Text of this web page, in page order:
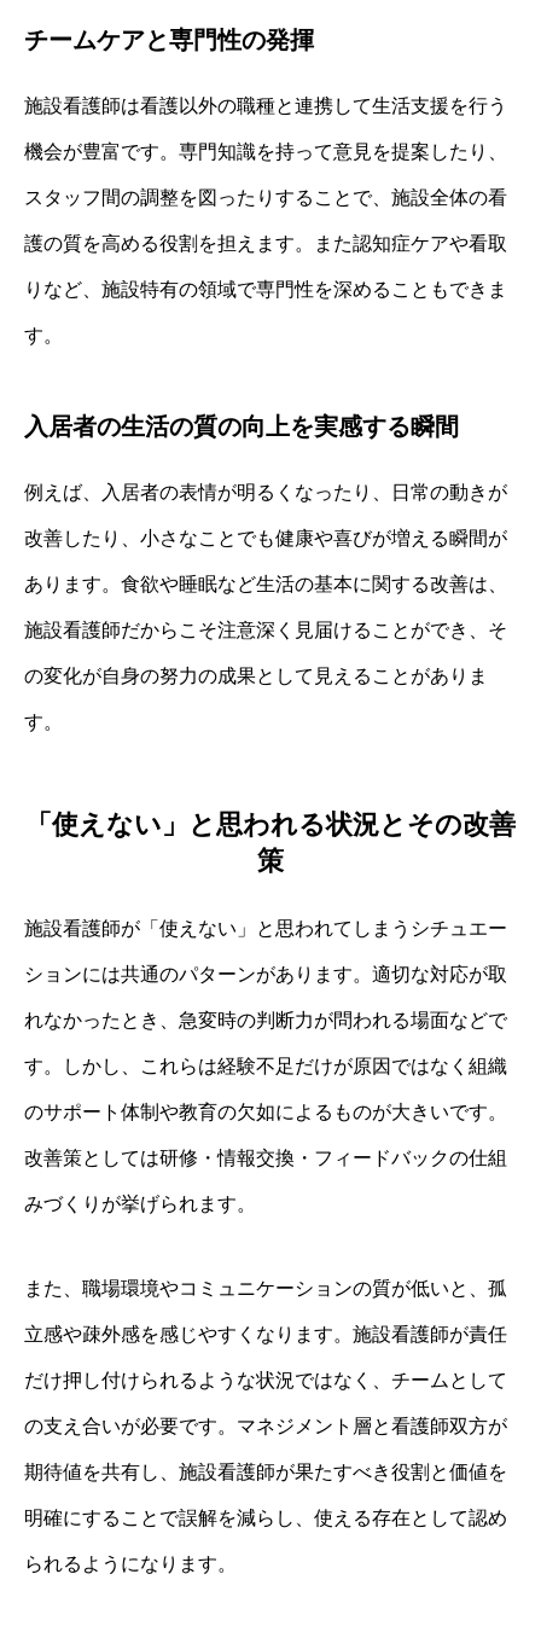
チームケアと専門性の発揮
施設看護師は看護以外の職種と連携して生活支援を行う
機会が豊富です。専門知識を持って意見を提案したり、
スタッフ間の調整を図ったりすることで、施設全体の看
護の質を高める役割を担えます。また認知症ケアや看取
りなど、施設特有の領域で専門性を深めることもできま
す。
入居者の生活の質の向上を実感する瞬間
例えば、入居者の表情が明るくなったり、日常の動きが
改善したり、小さなことでも健康や喜びが増える瞬間が
あります。食欲や睡眠など生活の基本に関する改善は、
施設看護師だからこそ注意深く見届けることができ、そ
の変化が自身の努力の成果として見えることがありま
す。
「使えない」と思われる状況とその改善
策
施設看護師が「使えない」と思われてしまうシチュエー
ションには共通のパターンがあります。適切な対応が取
れなかったとき、急変時の判断力が問われる場面などで
す。しかし、これらは経験不足だけが原因ではなく組織
のサポート体制や教育の欠如によるものが大きいです。
改善策としては研修・情報交換・フィードバックの仕組
みづくりが挙げられます。
また、職場環境やコミュニケーションの質が低いと、孤
立感や疎外感を感じやすくなります。施設看護師が責任
だけ押し付けられるような状況ではなく、チームとして
の支え合いが必要です。マネジメント層と看護師双方が
期待値を共有し、施設看護師が果たすべき役割と価値を
明確にすることで誤解を減らし、使える存在として認め
られるようになります。